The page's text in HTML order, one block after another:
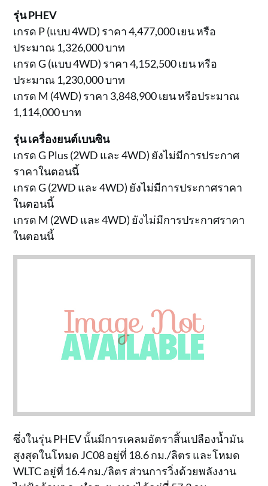
รุ่น PHEV
เกรด P (แบบ 4WD) ราคา 4,477,000 เยน หรือ
ประมาณ 1,326,000 บาท
เกรด G (แบบ 4WD) ราคา 4,152,500 เยน หรือ
ประมาณ 1,230,000 บาท
เกรด M (4WD) ราคา 3,848,900 เยน หรือประมาณ
1,114,000 บาท
รุ่น เครื่องยนต์เบนซิน
เกรด G Plus (2WD และ 4WD) ยังไม่มีการประกาศ
ราคาในตอนนี้
เกรด G (2WD และ 4WD) ยังไม่มีการประกาศราคา
ในตอนนี้
เกรด M (2WD และ 4WD) ยังไม่มีการประกาศราคา
ในตอนนี้
ซึ่งในรุ่น PHEV นั้นมีการเคลมอัตราสิ้นเปลืองน้ำมัน
สูงสุดในโหมด JC08 อยู่ที่ 18.6 กม./ลิตร และโหมด
WLTC อยู่ที่ 16.4 กม./ลิตร ส่วนการวิ่งด้วยพลังงาน